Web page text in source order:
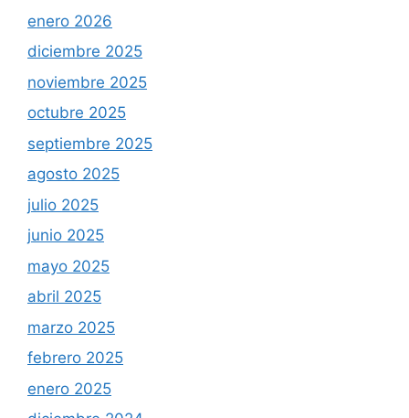
enero 2026
diciembre 2025
noviembre 2025
octubre 2025
septiembre 2025
agosto 2025
julio 2025
junio 2025
mayo 2025
abril 2025
marzo 2025
febrero 2025
enero 2025